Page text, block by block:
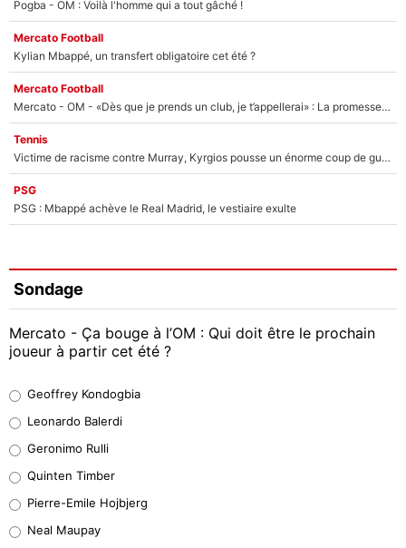
Pogba - OM : Voilà l'homme qui a tout gâché !
Mercato Football
Kylian Mbappé, un transfert obligatoire cet été ?
Mercato Football
Mercato - OM - «Dès que je prends un club, je t’appellerai» : La promesse de Marcelino au moment de claquer la porte
Tennis
Victime de racisme contre Murray, Kyrgios pousse un énorme coup de gueule !
PSG
PSG : Mbappé achève le Real Madrid, le vestiaire exulte
Sondage
Mercato - Ça bouge à l’OM : Qui doit être le prochain
joueur à partir cet été ?
38%
32%
5%
Geoffrey Kondogbia
Leonardo Balerdi
Geronimo Rulli
Quinten Timber
Pierre-Emile Hojbjerg
Neal Maupay